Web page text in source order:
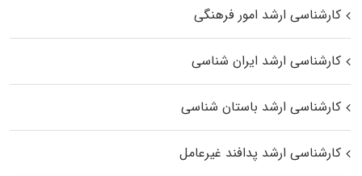
کارشناسی ارشد امور فرهنگی
کارشناسی ارشد ایران شناسی
کارشناسی ارشد باستان شناسی
کارشناسی ارشد پدافند غیرعامل